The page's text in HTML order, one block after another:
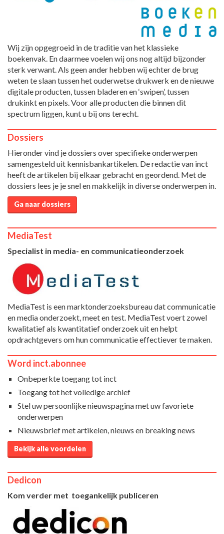
Wij zijn opgegroeid in de traditie van het klassieke
boekenvak. En daarmee voelen wij ons nog altijd bijzonder
sterk verwant. Als geen ander hebben wij echter de brug
weten te slaan tussen het ouderwetse drukwerk en de nieuwe
digitale producten, tussen bladeren en ‘swipen’, tussen
drukinkt en pixels. Voor alle producten die binnen dit
spectrum liggen, kunt u bij ons terecht.
Dossiers
Hieronder vind je dossiers over specifieke onderwerpen
samengesteld uit kennisbankartikelen. De redactie van inct
heeft de artikelen bij elkaar gebracht en geordend. Met de
dossiers lees je je snel en makkelijk in diverse onderwerpen in.
Ga naar dossiers
MediaTest
Specialist in media- en communicatieonderzoek
MediaTest is een marktonderzoeksbureau dat communicatie
en media onderzoekt, meet en test. MediaTest voert zowel
kwalitatief als kwantitatief onderzoek uit en helpt
opdrachtgevers om hun communicatie effectiever te maken.
Word inct.abonnee
Onbeperkte toegang tot inct
Toegang tot het volledige archief
Stel uw persoonlijke nieuwspagina met uw favoriete
onderwerpen
Nieuwsbrief met artikelen, nieuws en breaking news
Bekijk alle voordelen
Dedicon
Kom verder met toegankelijk publiceren